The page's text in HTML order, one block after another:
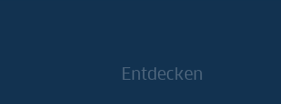
Entdecken